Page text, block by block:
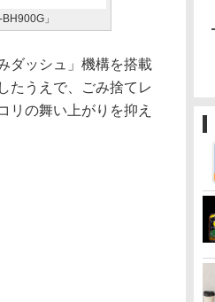
」
ダッシュ」機構を搭載
たうえで、ごみ捨てレ
リの舞い上がりを抑え